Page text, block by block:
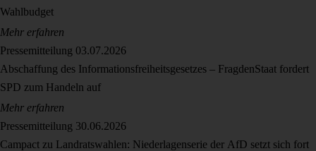
Wahlbudget
Mehr erfahren
Pressemitteilung 03.07.2026
Abschaffung des Informationsfreiheitsgesetzes – FragdenStaat fordert
SPD zum Handeln auf
Mehr erfahren
Pressemitteilung 30.06.2026
Campact zu Landratswahlen: Niederlagenserie der AfD setzt sich fort